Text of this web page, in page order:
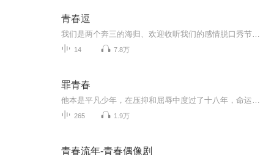
青春逗
14 7.8万
罪青春
265 1.9万
青春流年-青春偶像剧